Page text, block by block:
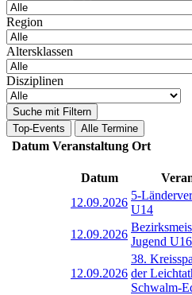
Region
Altersklassen
Disziplinen
Suche mit Filtern
Top-Events
Alle Termine
Datum Veranstaltung Ort
Datum
12.09.2026
5-
U14
12.09.2026
Jugend
12.09.2026
38.
der
Schwalm-